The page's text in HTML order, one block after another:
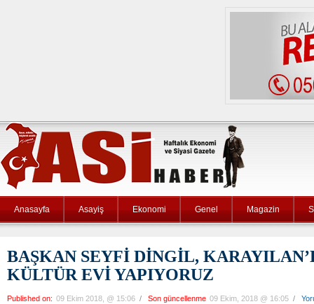
Anasayfa Asayiş Ekonomi Genel Magazin
BAŞKAN SEYFİ DİNGİL,
KÜLTÜR EVİ YAPIYORUZ
Published on: 09 Ekim 2018, @ 15:06 / Son güncellenme 09 Ekim, 2018 @ 16:05 /